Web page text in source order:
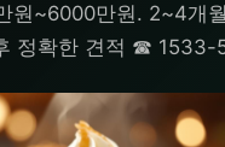
원~6000만원. 2~4개
정확한 견적 ☎ 1533-